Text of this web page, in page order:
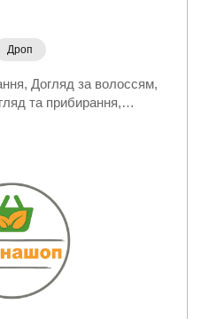
Дроп
Догляд за волоссям
та прибирання